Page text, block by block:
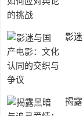
影
揭